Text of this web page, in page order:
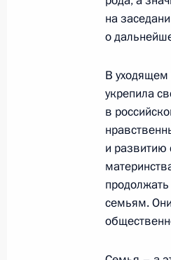
Встреча
Встреча
19 октября
Рабочая
на
о
В уходящем
укрепила
в
и развитию
семьям.